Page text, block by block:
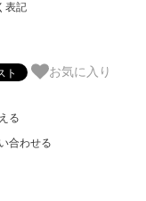
表記
お気に入り
る
合わせる